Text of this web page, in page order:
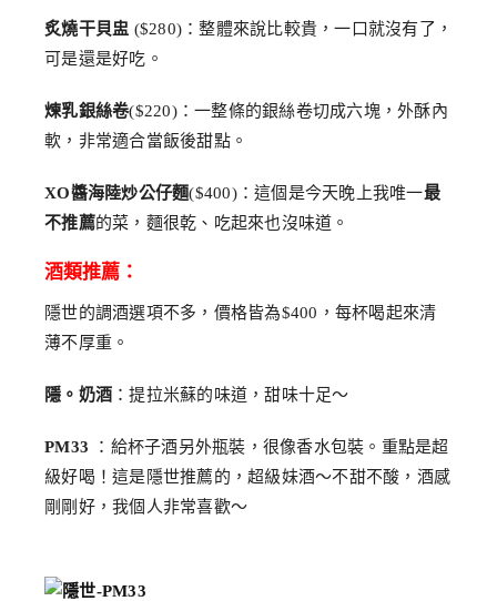
炙燒干貝盅 ($280)：整體來說比較貴，一口就沒有了，
可是還是好吃。
煉乳銀絲卷($220)：一整條的銀絲卷切成六塊，外酥內
軟，非常適合當飯後甜點。
XO醬海陸炒公仔麵($400)：這個是今天晚上我唯一最
不推薦的菜，麵很乾、吃起來也沒味道。
酒類推薦：
隱世的調酒選項不多，價格皆為$400，每杯喝起來清
薄不厚重。
隱。奶酒 ：提拉米蘇的味道，甜味十足～
PM33 ：給杯子酒另外瓶裝，很像香水包裝。重點是超
級好喝！這是隱世推薦的，超級妹酒～不甜不酸，酒感
剛剛好，我個人非常喜歡～